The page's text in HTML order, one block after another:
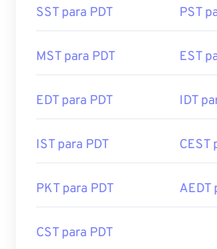
SST para PDT PST
MST para PDT EST
EDT para PDT IDT
IST para PDT CEST
PKT para PDT AEDT
CST para PDT